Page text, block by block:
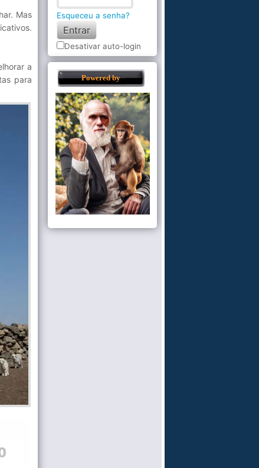
Mas
a
para
Esqueceu a senha?
Desativar auto-login
Powered by